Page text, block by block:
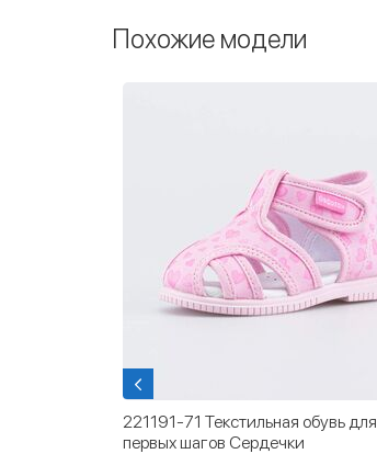
Похожие модели
221191-71 Текстильная обувь для
первых шагов Сердечки